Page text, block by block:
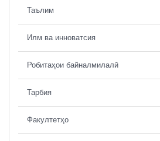
Таълим
Илм ва инноватсия
Робитаҳои байналмилалӣ
Тарбия
Факултетҳо